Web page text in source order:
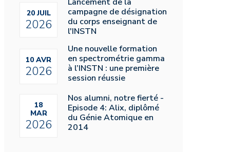
20 JUIL
2026
campagne de désignation
du corps enseignant de
l'INSTN
10 AVR
2026
Une nouvelle formation
en spectrométrie gamma
à l’INSTN : une première
session réussie
18
MAR
2026
Nos alumni, notre fierté -
Episode 4: Alix, diplômé
du Génie Atomique en
2014